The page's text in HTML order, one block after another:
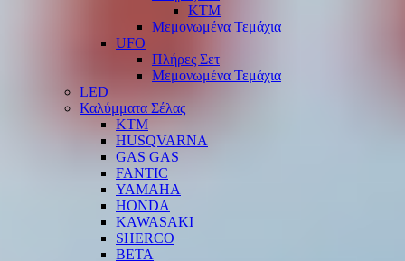
KTM
Μεμονωμένα Τεμάχια
UFO
Πλήρες Σετ
Μεμονωμένα Τεμάχια
LED
Καλύμματα Σέλας
KTM
HUSQVARNA
GAS GAS
FANTIC
YAMAHA
HONDA
KAWASAKI
SHERCO
BETA